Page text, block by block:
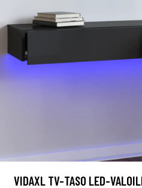
VIDAXL TV-TASO LED-